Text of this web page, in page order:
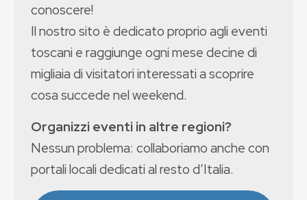
conoscere!
Il nostro sito è dedicato proprio agli eventi
toscani e raggiunge ogni mese decine di
migliaia di visitatori interessati a scoprire
cosa succede nel weekend.
Organizzi eventi in altre regioni?
Nessun problema: collaboriamo anche con
portali locali dedicati al resto d’Italia.